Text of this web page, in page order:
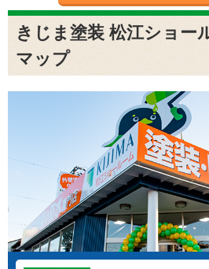
きじま塗装 松江ショー
マップ